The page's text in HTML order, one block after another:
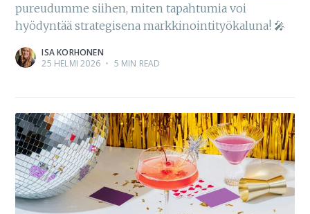
pureudumme siihen, miten tapahtumia voi
hyödyntää strategisena markkinointityökaluna! 🎤
ISA KORHONEN
25 HELMI 2026 • 5 MIN READ